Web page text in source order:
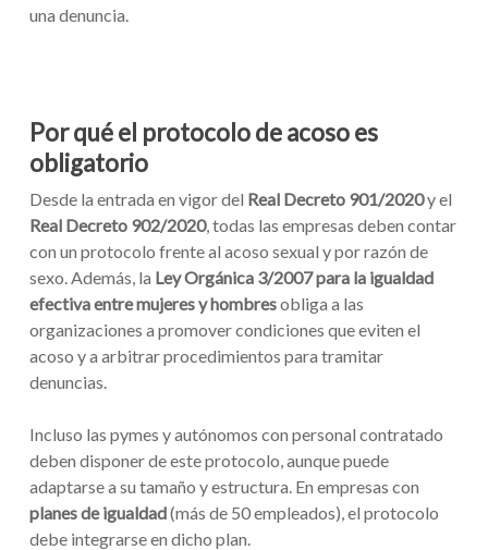
una denuncia.
Por qué el protocolo de acoso es
obligatorio
Desde la entrada en vigor del Real Decreto 901/2020y el
Real Decreto 902/2020, todas las empresas deben contar
con un protocolo frente al acoso sexual y por razón de
sexo. Además, la Ley Orgánica 3/2007 para la igualdad
efectiva entre mujeres y hombresobliga a las
organizaciones a promover condiciones que eviten el
acoso y a arbitrar procedimientos para tramitar
denuncias.
Incluso las pymes y autónomos con personal contratado
deben disponer de este protocolo, aunque puede
adaptarse a su tamaño y estructura. En empresas con
planes de igualdad(más de 50 empleados), el protocolo
debe integrarse en dicho plan.